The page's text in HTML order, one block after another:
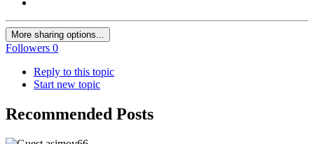
More sharing options...
Followers 0
Reply to this topic
Start new topic
Recommended Posts